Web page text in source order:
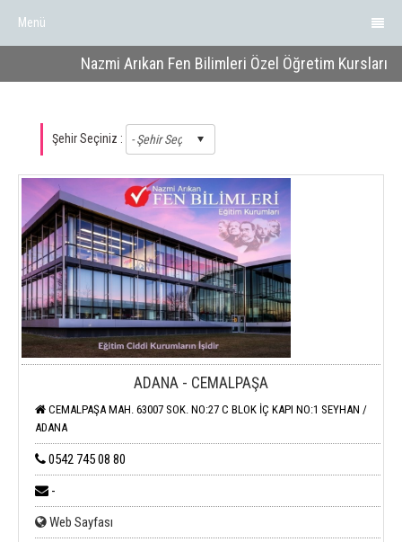
Menü
Nazmi Arıkan Fen Bilimleri Özel Öğretim Kursları
Şehir Seçiniz :
ADANA - CEMALPAŞA
CEMALPAŞA MAH. 63007 SOK. NO:27 C BLOK İÇ KAPI NO:1 SEYHAN /
ADANA
0542 745 08 80
-
Web Sayfası